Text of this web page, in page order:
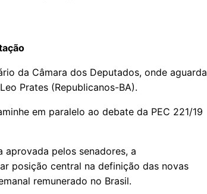
da Câmara dos Deputados, onde aguarda
Prates (Republicanos-BA).
em paralelo ao debate da PEC 221/19
pelos senadores, a
posição central na definição das novas
remunerado no Brasil.